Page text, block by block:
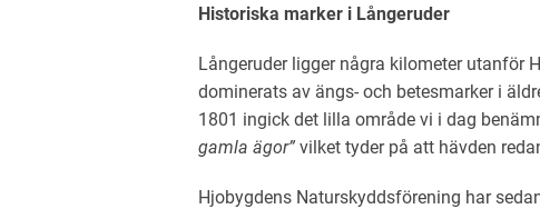
Historiska marker i Långeruder
Långeruder ligger några kilometer utanför
dominerats av ängs- och betesmarker i
1801 ingick det lilla område vi i dag benä
gamla ägor” vilket tyder på att hävden
Hjobygdens Naturskyddsförening har